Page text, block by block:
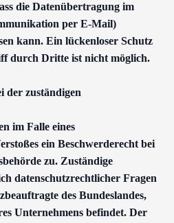
die Datenübertragung im
per E-Mail)
kann. Ein lückenloser Schutz
durch Dritte ist nicht möglich.
der zuständigen
im Falle eines
ein Beschwerderecht bei
zu. Zuständige
datenschutzrechtlicher Fragen
des Bundeslandes,
Unternehmens befindet. Der